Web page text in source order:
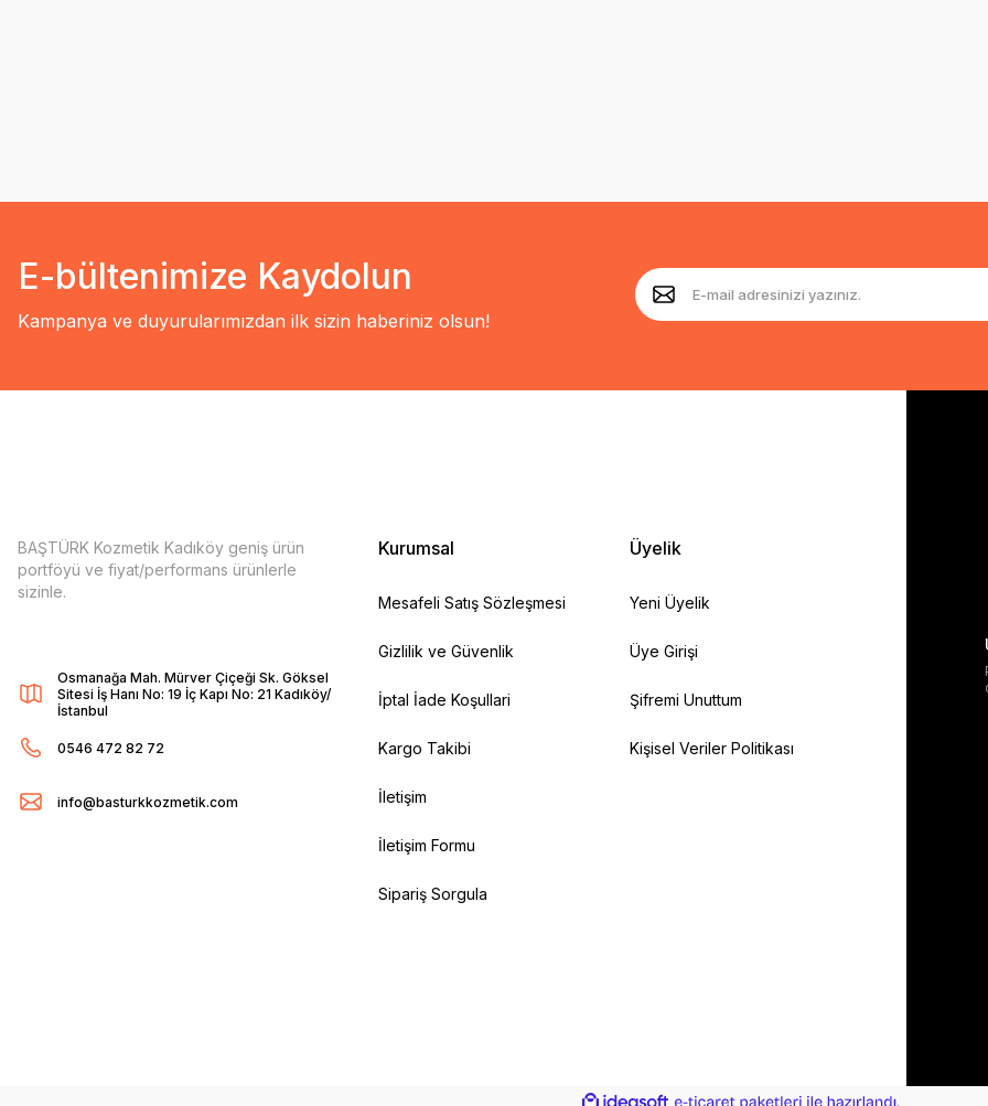
E-bültenimize Kaydolun
Kampanya ve duyurularımızdan ilk sizin haberiniz olsun!
BAŞTÜRK Kozmetik Kadıköy geniş ürün
portföyü ve fiyat/performans ürünlerle
sizinle.
Osmanağa Mah. Mürver Çiçeği Sk. Göksel
Sitesi İş Hanı No: 19 İç Kapı No: 21 Kadıköy/
İstanbul
0546 472 82 72
info@basturkkozmetik.com
Kurumsal
Mesafeli Satış Sözleşmesi
Gizlilik ve Güvenlik
İptal İade Koşullari
Kargo Takibi
İletişim
İletişim Formu
Sipariş Sorgula
Üyelik
Yeni Üyelik
Üye Girişi
Şifremi Unuttum
Kişisel Veriler Politikası
ideasoft e-